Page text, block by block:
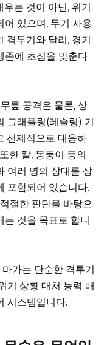
는 것이 아닌, 위기
있으며, 무기 사용
격투기와 달리, 경기
존에 초점을 맞춘다
릎 공격은 물론, 상
그래플링(레슬링) 기
선제적으로 대응하
한 칼, 몽둥이 등의
여러 명의 상대를 상
포함되어 있습니다.
절한 판단을 바탕으
는 것을 목표로 합니
가는 단순한 격투기
기 상황 대처 능력 배
시스템입니다.